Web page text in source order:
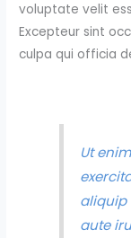
voluptate velit
Excepteur sint
culpa qui officia
Ut
aliquip
aute